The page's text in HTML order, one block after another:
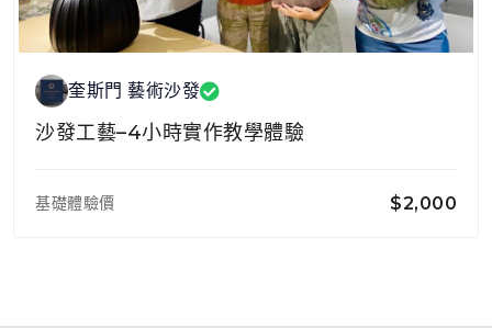
奎斯門 藝術沙發
沙發工藝–4小時實作教學體驗
基礎體驗價 $2,000